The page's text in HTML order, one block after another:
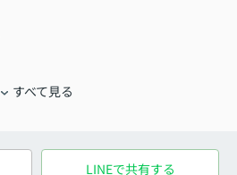
すべて見る
LINEで共有する